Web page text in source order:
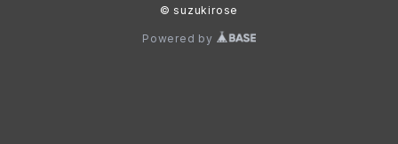
© suzukirose
Powered by